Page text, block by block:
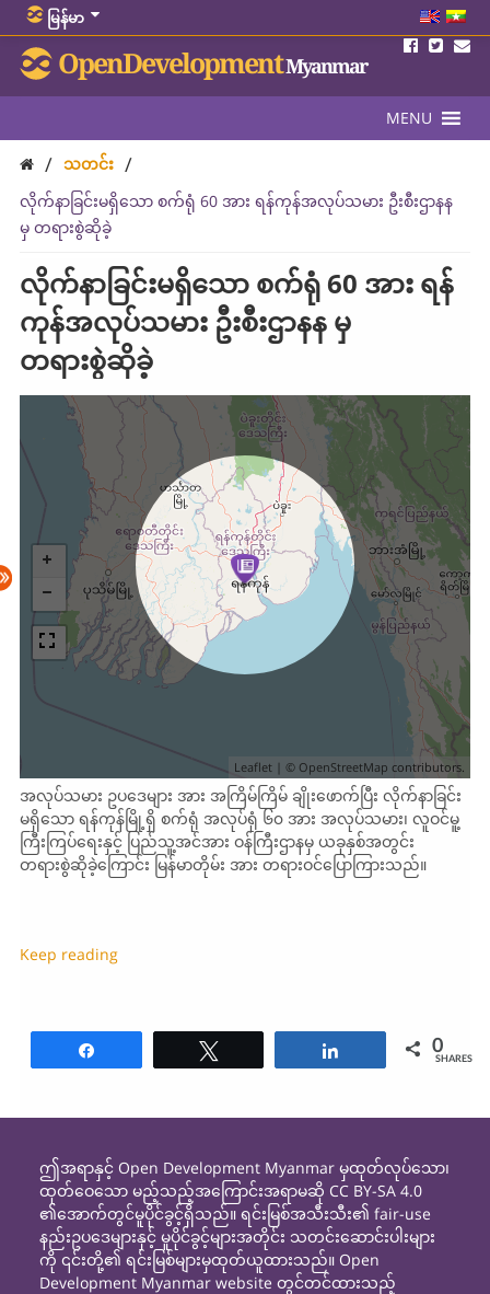
မြန်မာ
OpenDevelopmentMyanmar
MENU
/ သတင်း /
လိုက်နာခြင်းမရှိသော စက်ရုံ 60 အား ရန်ကုန်အလုပ်သမား ဦးစီးဌာနန
မှ တရားစွဲဆိုခဲ့
လိုက်နာခြင်းမရှိသော စက်ရုံ 60 အား ရန်
ကုန်အလုပ်သမား ဦးစီးဌာနန မှ
တရားစွဲဆိုခဲ့
Leaflet | © OpenStreetMap contributors.
အလုပ်သမား ဥပဒေများ အား အကြိမ်ကြိမ် ချိုးဖောက်ပြီး လိုက်နာခြင်း
မရှိသော ရန်ကုန်မြို့ရှိ စက်ရုံ အလုပ်ရုံ ၆၀ အား အလုပ်သမား၊ လူဝင်မူ့
ကြီးကြပ်ရေးနှင့် ပြည်သူ့အင်အား ဝန်ကြီးဌာနမှ ယခုနှစ်အတွင်း
တရားစွဲဆိုခဲ့ကြောင်း မြန်မာတိုမ်း အား တရားဝင်ပြောကြားသည်။
Keep reading
0
SHARES
ဤအရာနှင့် Open Development Myanmar မှထုတ်လုပ်သော၊
ထုတ်ဝေသော မည့်သည့်အကြောင်းအရာမဆို CC BY-SA 4.0
၏အောက်တွင်မူပိုင်ခွင့်ရှိသည်။ ရင်းမြစ်အသီးသီး၏ fair-use
နည်းဥပဒေများနှင့် မူပိုင်ခွင့်များအတိုင်း သတင်းဆောင်းပါးများ
ကို ၎င်းတို့၏ ရင်းမြစ်များမှထုတ်ယူထားသည်။ Open
Development Myanmar website တွင်တင်ထားသည့်